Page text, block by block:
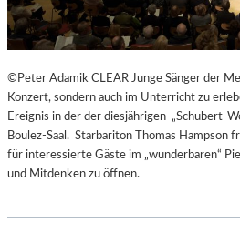
©Peter Adamik CLEAR Junge Sänger der
Konzert, sondern auch im Unterricht zu
Ereignis in der der diesjährigen „Schubert-
Boulez-Saal. Starbariton Thomas Hampson
für interessierte Gäste im „wunderbaren“
und Mitdenken zu öffnen.